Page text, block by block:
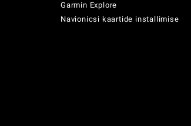
Garmin Explore
Navionicsi kaartide installimise